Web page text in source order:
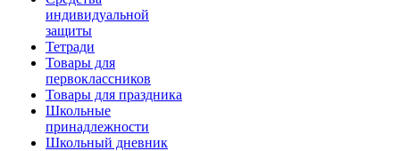
индивидуальной
защиты
Тетради
Товары для
первоклассников
Товары для праздника
Школьные
принадлежности
Школьный дневник